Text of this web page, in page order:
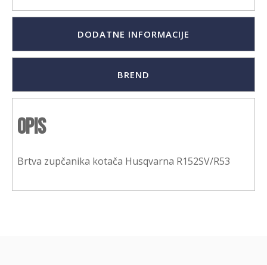
DODATNE INFORMACIJE
BREND
Opis
Brtva zupčanika kotača Husqvarna R152SV/R53